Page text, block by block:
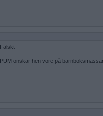
Falskt
PUM önskar hen vore på